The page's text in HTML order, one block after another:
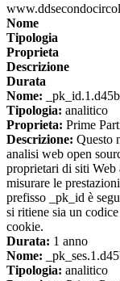
Nome
Tipologia
Proprieta
Descrizione
Durata
Nome: _pk_id.1.d45b
Tipologia: analitico
Proprieta: Prime
Descrizione: Questo
analisi web open
proprietari di siti Web
misurare le
prefisso _pk_id è
si ritiene sia un
cookie.
Durata: 1 anno
Nome:
Tipologia: analitico